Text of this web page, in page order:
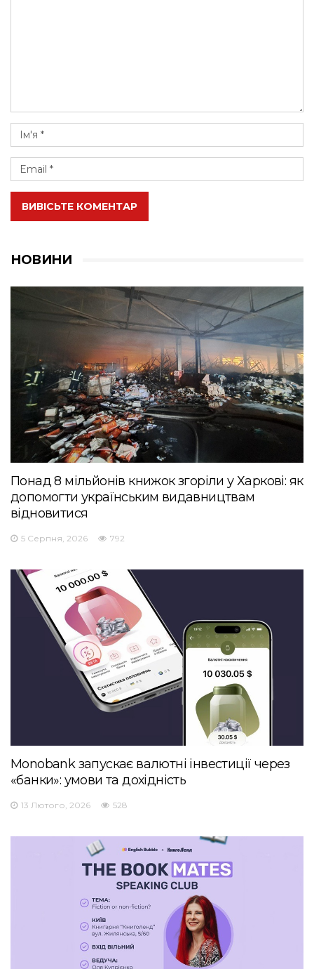
ВИВІСЬТЕ КОМЕНТАР
НОВИНИ
Понад 8 мільйонів книжок згоріли у Харкові: як
допомогти українським видавництвам
відновитися
5 Серпня, 2026 792
Monobank запускає валютні інвестиції через
«банки»: умови та дохідність
13 Лютого, 2026 528